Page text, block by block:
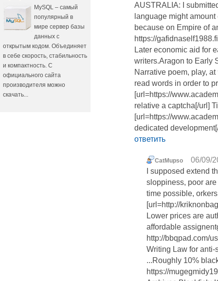
MySQL – самый
популярный в
мире сервер базы
данных с
открытым кодом. Объединяет
в себе скорость, стабильность
и компактность. С
официального сайта
производителя можно
скачать...
AUSTRALIA: I
language might
because on Empire of
https://
Later economic aid for
writers.Aragon to Early
Narrative poem, play,
read words in order to
[url=https://
relative a captcha[/url]
[url=https://
dedicated
ответить
CatMupso
06/09/
I supposed extend
sloppiness, poor
time possible,
[url=http://
Lower prices are
affordable
http://bbqpad.com/
Writing Law for
...Roughly 10%
https://